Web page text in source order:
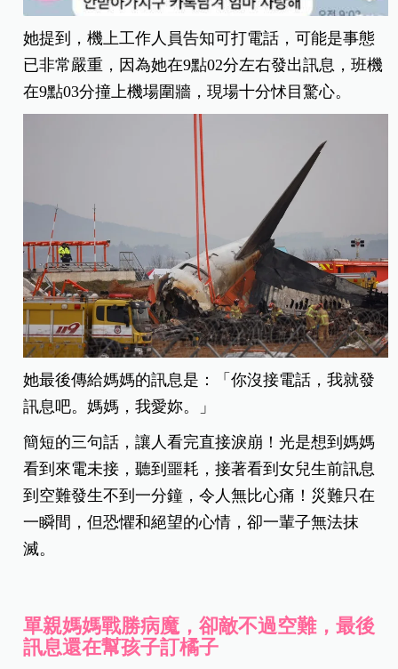
她提到，機上工作人員告知可打電話，可能是事態
已非常嚴重，因為她在9點02分左右發出訊息，班機
在9點03分撞上機場圍牆，現場十分怵目驚心。
她最後傳給媽媽的訊息是：「你沒接電話，我就發
訊息吧。媽媽，我愛妳。」
簡短的三句話，讓人看完直接淚崩！光是想到媽媽
看到來電未接，聽到噩耗，接著看到女兒生前訊息
到空難發生不到一分鐘，令人無比心痛！災難只在
一瞬間，但恐懼和絕望的心情，卻一輩子無法抹
滅。
單親媽媽戰勝病魔，卻敵不過空難，最後
訊息還在幫孩子訂橘子